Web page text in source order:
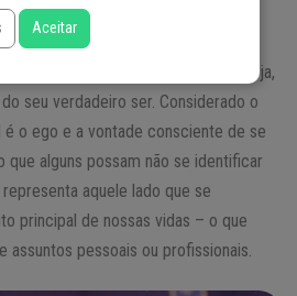
mais importante para a
que define seu signo solar, ou seja,
seu verdadeiro ser. Considerado o
o ego e a vontade consciente de se
que alguns possam não se identificar
aquele lado que se
principal de nossas vidas – o que
assuntos pessoais ou profissionais.
Aceitar